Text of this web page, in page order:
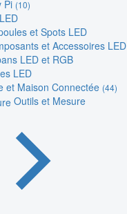
Pi (10)
et Spots LED
et Accessoires LED
LED et RGB
LED
et Maison Connectée (44)
Outils et Mesure